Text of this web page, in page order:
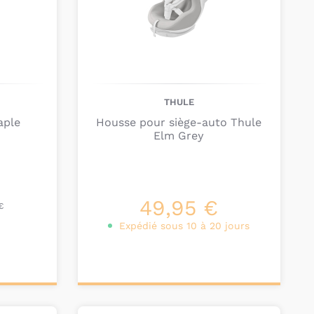
THULE
Housse pour siège-auto Thule
Elm Grey
49,95 €
Expédié sous 10 à 20 jours